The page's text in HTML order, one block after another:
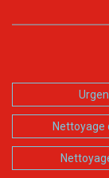
Nettoyage